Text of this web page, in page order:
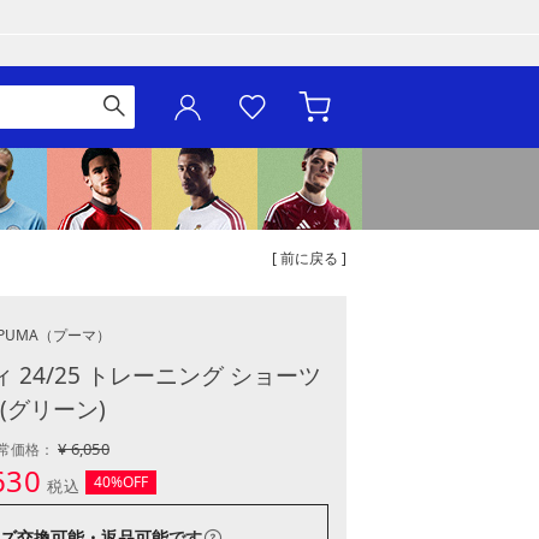
[ 前に戻る ]
（プーマ）
24/25 トレーニング ショーツ
(グリーン)
価格：¥ 6,050
税込 40%OFF